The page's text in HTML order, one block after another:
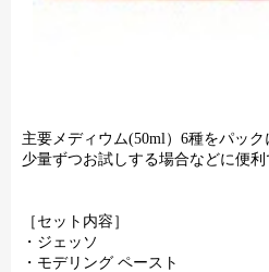
主要メディウム(50ml）6種をパック
少量ずつお試しする場合などに便利
［セット内容］
・ジェッソ
・モデリング ペースト